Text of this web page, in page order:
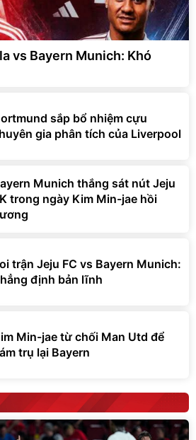
vs Bayern Munich: Khó
sắp bổ nhiệm cựu
gia phân tích của Liverpool
Munich thắng sát nút Jeju
trong ngày Kim Min-jae hồi
trận Jeju FC vs Bayern Munich:
định bản lĩnh
Min-jae từ chối Man Utd để
trụ lại Bayern